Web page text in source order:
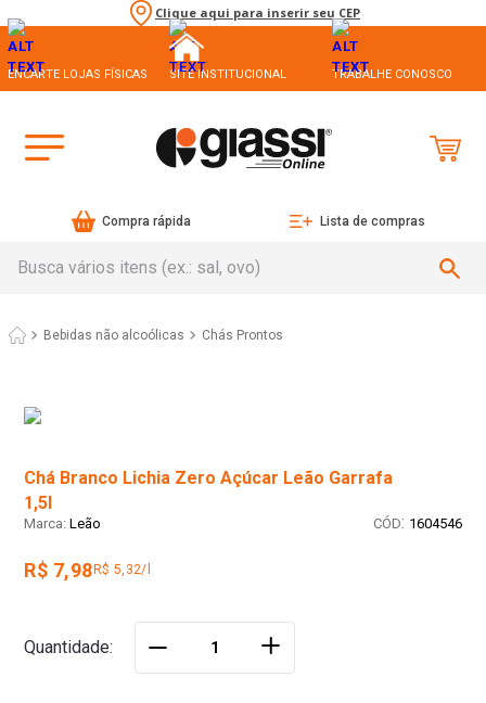
Clique aqui para inserir seu CEP
ENCARTE LOJAS FÍSICAS SITE INSTITUCIONAL TRABALHE CONOSCO
Compra rápida Lista de compras
Bebidas não alcoólicas Chás Prontos
Chá Branco Lichia Zero Açúcar Leão Garrafa
1,5l
Leão : 1604546
R$ 7,98 R$ 5,32/l
Quantidade ＋